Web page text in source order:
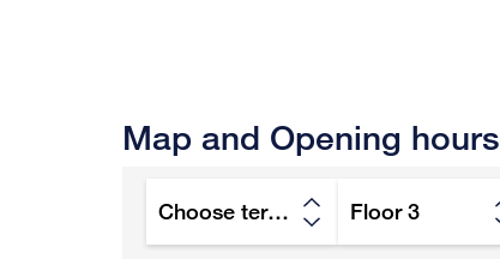
Map and Opening hours